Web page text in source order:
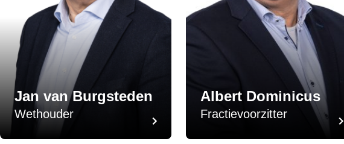
Jan van Burgsteden
Wethouder
Albert Dominicus
Fractievoorzitter